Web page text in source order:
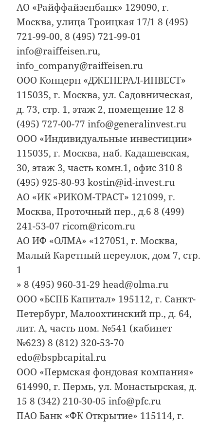
АО «Райффайзенбанк» 129090, г.
Москва, улица Троицкая 17/1 8 (495)
721-99-00, 8 (495) 721-99-01
info@raiffeisen.ru,
info_company@raiffeisen.ru
ООО Концерн «ДЖЕНЕРАЛ-ИНВЕСТ»
115035, г. Москва, ул. Садовническая,
д. 73, стр. 1, этаж 2, помещение 12 8
(495) 727-00-77 info@generalinvest.ru
ООО «Индивидуальные инвестиции»
115035, г. Москва, наб. Кадашевская,
30, этаж 3, часть комн.1, офис 310 8
(495) 925-80-93 kostin@id-invest.ru
АО «ИК «РИКОМ-ТРАСТ» 121099, г.
Москва, Проточный пер., д.6 8 (499)
241-53-07 ricom@ricom.ru
АО ИФ «ОЛМА» «127051, г. Москва,
Малый Каретный переулок, дом 7, стр.
1
» 8 (495) 960-31-29 head@olma.ru
ООО «БСПБ Капитал» 195112, г. Санкт-
Петербург, Малоохтинский пр., д. 64,
лит. А, часть пом. №541 (кабинет
№623) 8 (812) 320-53-70
edo@bspbcapital.ru
ООО «Пермская фондовая компания»
614990, г. Пермь, ул. Монастырская, д.
15 8 (342) 210-30-05 info@pfc.ru
ПАО Банк «ФК Открытие» 115114, г.